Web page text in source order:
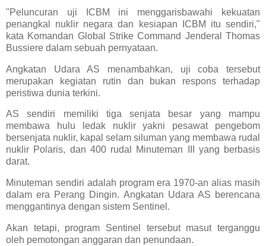
"Peluncuran uji ICBM ini menggarisbawahi kekuatan
penangkal nuklir negara dan kesiapan ICBM itu sendiri,"
kata Komandan Global Strike Command Jenderal Thomas
Bussiere dalam sebuah pernyataan.
Angkatan Udara AS menambahkan, uji coba tersebut
merupakan kegiatan rutin dan bukan respons terhadap
peristiwa dunia terkini.
AS sendiri memiliki tiga senjata besar yang mampu
membawa hulu ledak nuklir yakni pesawat pengebom
bersenjata nuklir, kapal selam siluman yang membawa rudal
nuklir Polaris, dan 400 rudal Minuteman III yang berbasis
darat.
Minuteman sendiri adalah program era 1970-an alias masih
dalam era Perang Dingin. Angkatan Udara AS berencana
menggantinya dengan sistem Sentinel.
Akan tetapi, program Sentinel tersebut masut terganggu
oleh pemotongan anggaran dan penundaan.